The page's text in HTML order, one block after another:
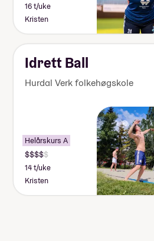
16 t/uke
Kristen
Idrett Ball
Hurdal Verk folkehøgskole
Helårskurs A
14 t/uke
Kristen